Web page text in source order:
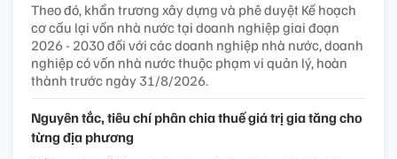
Theo đó, khẩn trương xây dựng và phê duyệt Kế hoạch
cơ cấu lại vốn nhà nước tại doanh nghiệp giai đoạn
2026 - 2030 đối với các doanh nghiệp nhà nước, doanh
nghiệp có vốn nhà nước thuộc phạm vi quản lý, hoàn
thành trước ngày 31/8/2026.
Nguyên tắc, tiêu chí phân chia thuế giá trị gia tăng cho
từng địa phương